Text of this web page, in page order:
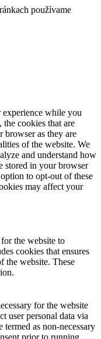
používame
while you
cookies that are
browser as they are
of the website. We
and understand how
stored in your browser
to opt-out of these
may affect your
the website to
cookies that ensures
the website. These
for the website
user personal data via
termed as non-necessary